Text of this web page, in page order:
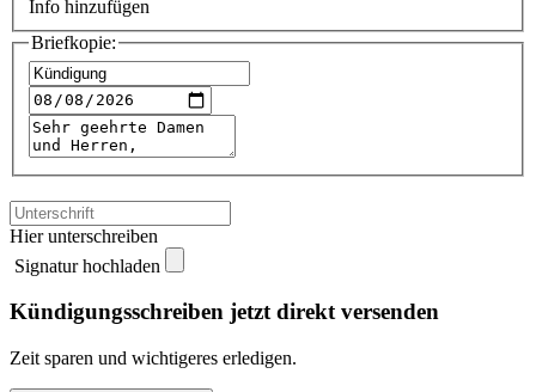
Info hinzufügen
Briefkopie:
Hier unterschreiben
Signatur hochladen
Kündigungsschreiben jetzt direkt versenden
Zeit sparen und wichtigeres erledigen.